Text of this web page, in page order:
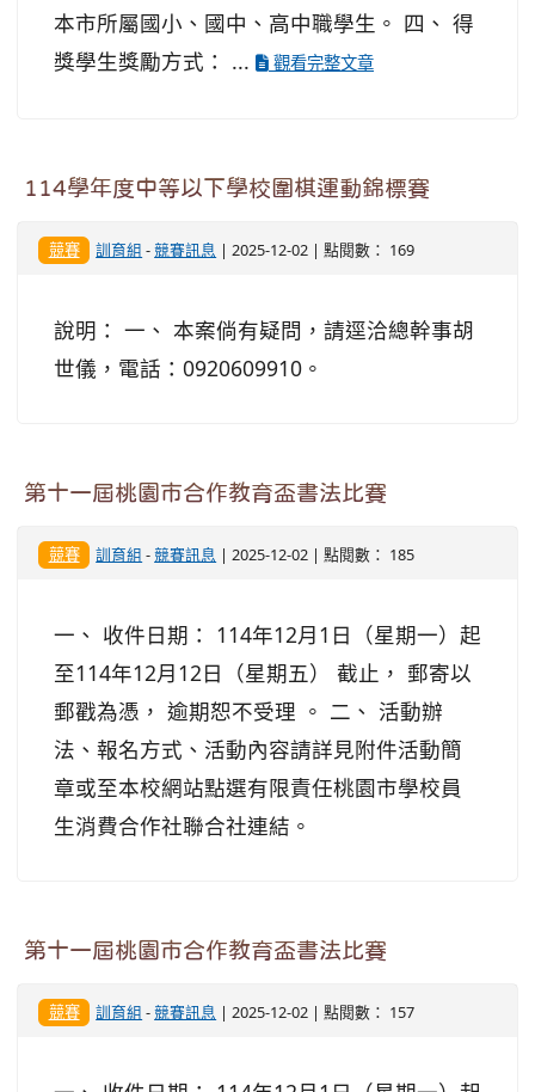
本市所屬國小、國中、高中職學生。 四、 得
獎學生獎勵方式： ...
觀看完整文章
114學年度中等以下學校圍棋運動錦標賽
競賽 訓育組 -競賽訊息 | 2025-12-02 | 點閱數： 169
說明： 一、 本案倘有疑問，請逕洽總幹事胡
世儀，電話：0920609910。
第十一屆桃園市合作教育盃書法比賽
競賽 訓育組 -競賽訊息 | 2025-12-02 | 點閱數： 185
一、 收件日期： 114年12月1日（星期一）起
至114年12月12日（星期五） 截止， 郵寄以
郵戳為憑， 逾期恕不受理 。 二、 活動辦
法、報名方式、活動內容請詳見附件活動簡
章或至本校網站點選有限責任桃園市學校員
生消費合作社聯合社連結。
第十一屆桃園市合作教育盃書法比賽
競賽 訓育組 -競賽訊息 | 2025-12-02 | 點閱數： 157